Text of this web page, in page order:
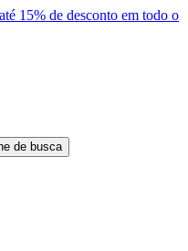
15% de desconto em todo o